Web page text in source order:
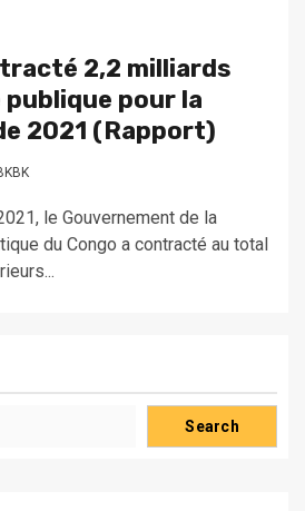
2,2 milliards
publique pour la
2021 (Rapport)
le Gouvernement de la
du Congo a contracté au total
Search